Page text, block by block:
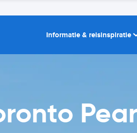
Informatie & reisinspiratie